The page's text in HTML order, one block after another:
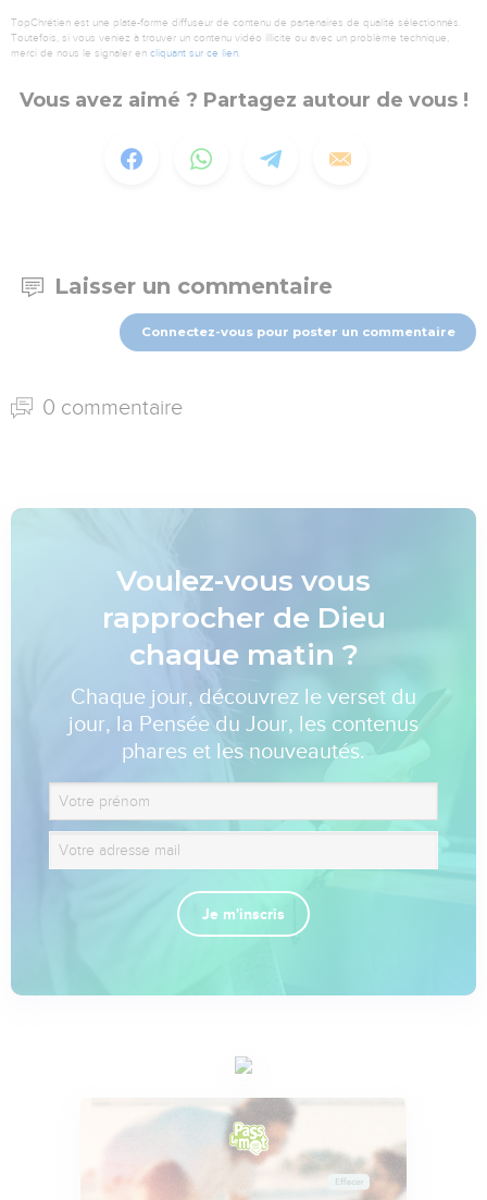
TopChrétien est une plate-forme diffuseur de contenu de partenaires de qualité sélectionnés.
Toutefois, si vous veniez à trouver un contenu vidéo illicite ou avec un problème technique,
merci de nous le signaler en cliquant sur ce lien
Vous avez aimé ? Partagez autour de vous !
Laisser un commentaire
Connectez-vous pour poster un commentaire
0 commentaire
Voulez-vous vous
rapprocher de Dieu
chaque matin ?
Chaque jour, découvrez le verset du
jour, la Pensée du Jour, les contenus
phares et les nouveautés.
Je m'inscris